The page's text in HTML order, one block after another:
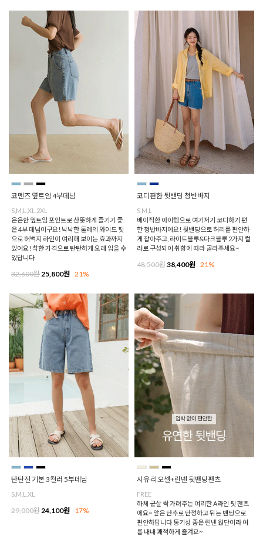
코멘즈 옆트임 4부데님
S,M,L,XL,2XL
은은한 옆트임 포인트로 산뜻하게 즐기기 좋
은 4부 데님이구요! 낙낙한 둘레의 와이드 핏
으로 허벅지 라인이 여리해 보이는 효과까지
있어요! 착한 가격으로 탄탄하게 오래 입을 수
있답니다
32,600원25,800원 21%
코디편한 뒷밴딩 청반바지
S,M,L
베이직한 아이템으로 여기저기 코디하기 편
한 청반바지에요! 뒷밴딩으로 허리를 편안하
게 잡아주고, 라이트블루&다크블루 2가지 컬
러로 구성되어 취향에 따라 골라주세요~
48,500원38,400원 21%
탄탄진 기본 3컬러 5부데님
S,M,L,XL
29,000원24,100원 17%
시유 리오셀+린넨 뒷밴딩팬츠
FREE
하체 군살 싹 가려주는 여리한 A라인 핏 팬츠
에요~ 앞은 단추로 단정하고 뒤는 밴딩으로
편안하답니다 통기성 좋은 린넨 원단이라 여
름 내내 쾌적하게 즐겨요~